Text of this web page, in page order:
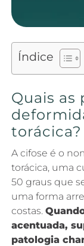
Índice
Quais as
torácica?
A cifose é o
torácica, uma
50 graus que
uma forma
costas.
acentuada,
patologia